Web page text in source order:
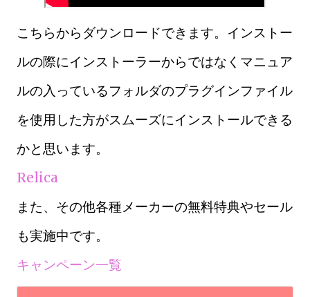
こちらからダウンロードできます。インストー
ルの際にインストーラーからではなくマニュア
ルの入っているフォルダのプラグインファイル
を使用した方がスムーズにインストールできる
かと思います。
Relica
また、その他各種メーカーの無料特典やセール
も実施中です。
キャンペーン一覧